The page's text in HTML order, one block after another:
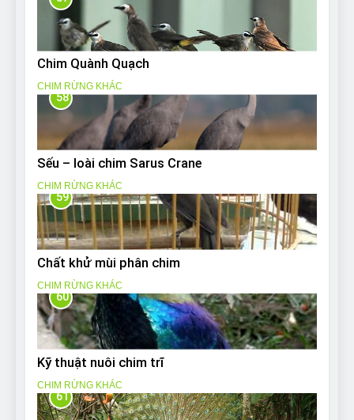
Chim Quành Quạch
CHIM RỪNG KHÁC
58
Sếu – loài chim Sarus Crane
CHIM RỪNG KHÁC
59
Chất khử mùi phân chim
CHIM RỪNG KHÁC
60
Kỹ thuật nuôi chim trĩ
CHIM RỪNG KHÁC
61